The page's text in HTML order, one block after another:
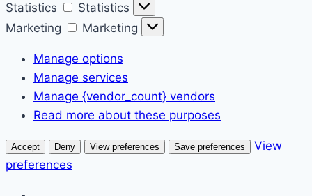
Statistics
Statistics
Marketing
Marketing
Manage options
Manage services
Manage {vendor_count} vendors
Read more about these purposes
Accept Deny View preferences Save preferences
View
preferences